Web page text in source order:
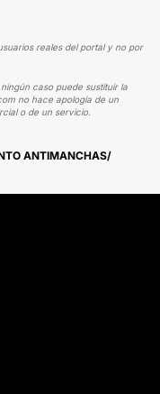
reales del portal y no por
caso puede sustituir la
no hace apología de un
o de un servicio.
ANTIMANCHAS